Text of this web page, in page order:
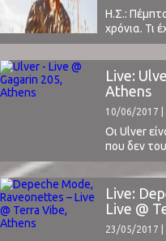
Η.Σ.:
χρόνια. Τι
και πώς σε
πέρασαν
στην
κατοικώ
είναι ...
Live:
Athens
10/06/2017 |
Οι Ulver
που δεν
ίδρυσή
τρεις
Αυτό έχει
δύσκολο
τους
καριέρα, ...
Live:
Live @
23/05/2017